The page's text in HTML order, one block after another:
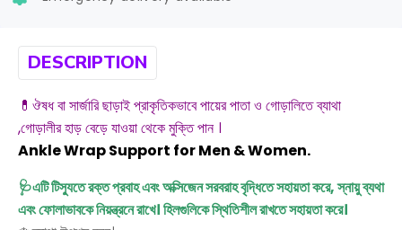
DESCRIPTION
💊ঔষধ বা সার্জারি ছাড়াই প্রাকৃতিকভাবে পায়ের পাতা ও গোড়ালিতে ব্যাথা
,গোড়ালীর হাড় বেড়ে যাওয়া থেকে মুক্তি পান ।
Ankle Wrap Support for Men & Women.
🩺এটি টিস্যুতে রক্ত প্রবাহ এবং অক্সিজেন সরবরাহ বৃদ্ধিতে সহায়তা করে, স্নায়ু ব্যথা
এবং ফোলাভাবকে নিয়ন্ত্রনে রাখে। হিলগুলিকে স্থিতিশীল রাখতে সহায়তা করে।